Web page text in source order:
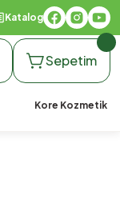
Katalog
Sepetim
Kore Kozmetik